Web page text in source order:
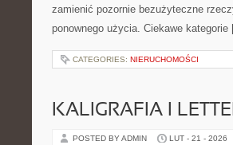
zamienić pozornie bezużyteczne
ponownego użycia. Ciekawe
CATEGORIES: NIERUCHOMOŚCI
KALIGRAFIA I
POSTED BY ADMIN LUT - 21 - 2026